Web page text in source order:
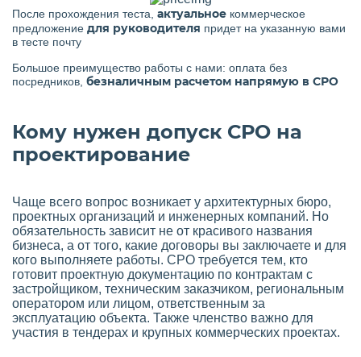
После прохождения теста, актуальное коммерческое
предложение для руководителя придет на указанную вами
в тесте почту
Большое преимущество работы с нами: оплата без
посредников, безналичным расчетом напрямую в СРО
Кому нужен допуск СРО на
проектирование
Чаще всего вопрос возникает у архитектурных бюро,
проектных организаций и инженерных компаний. Но
обязательность зависит не от красивого названия
бизнеса, а от того, какие договоры вы заключаете и для
кого выполняете работы. СРО требуется тем, кто
готовит проектную документацию по контрактам с
застройщиком, техническим заказчиком, региональным
оператором или лицом, ответственным за
эксплуатацию объекта. Также членство важно для
участия в тендерах и крупных коммерческих проектах.